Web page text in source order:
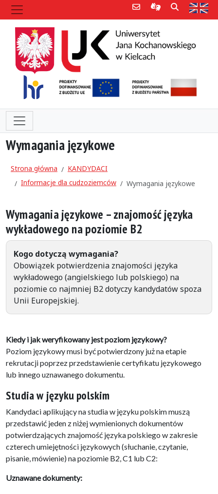
Poczta e-mailInformacje dla
Szukaj
Wymagania językowe
Strona główna
KANDYDACI
Informacje dla cudzoziemców
Wymagania językowe
Wymagania językowe – znajomość języka
wykładowego na poziomie B2
Kogo dotyczą wymagania?
Obowiązek potwierdzenia znajomości języka
wykładowego (angielskiego lub polskiego) na
poziomie co najmniej B2 dotyczy kandydatów spoza
Unii Europejskiej.
Kiedy i jak weryfikowany jest poziom językowy?
Poziom językowy musi być potwierdzony już na etapie
rekrutacji poprzez przedstawienie certyfikatu językowego
lub innego uznawanego dokumentu.
Studia w języku polskim
Kandydaci aplikujący na studia w języku polskim muszą
przedstawić jeden z niżej wymienionych dokumentów
potwierdzających znajomość języka polskiego w zakresie
czterech umiejętności językowych (słuchanie, czytanie,
pisanie, mówienie) na poziomie B2, C1 lub C2:
Uznawane dokumenty: